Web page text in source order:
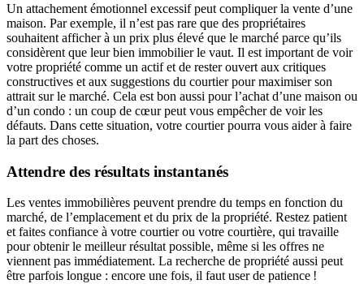
Un attachement émotionnel excessif peut compliquer la vente d’une
maison. Par exemple, il n’est pas rare que des propriétaires
souhaitent afficher à un prix plus élevé que le marché parce qu’ils
considèrent que leur bien immobilier le vaut. Il est important de voir
votre propriété comme un actif et de rester ouvert aux critiques
constructives et aux suggestions du courtier pour maximiser son
attrait sur le marché. Cela est bon aussi pour l’achat d’une maison ou
d’un condo : un coup de cœur peut vous empêcher de voir les
défauts. Dans cette situation, votre courtier pourra vous aider à faire
la part des choses.
Attendre des résultats instantanés
Les ventes immobilières peuvent prendre du temps en fonction du
marché, de l’emplacement et du prix de la propriété. Restez patient
et faites confiance à votre courtier ou votre courtière, qui travaille
pour obtenir le meilleur résultat possible, même si les offres ne
viennent pas immédiatement. La recherche de propriété aussi peut
être parfois longue : encore une fois, il faut user de patience !